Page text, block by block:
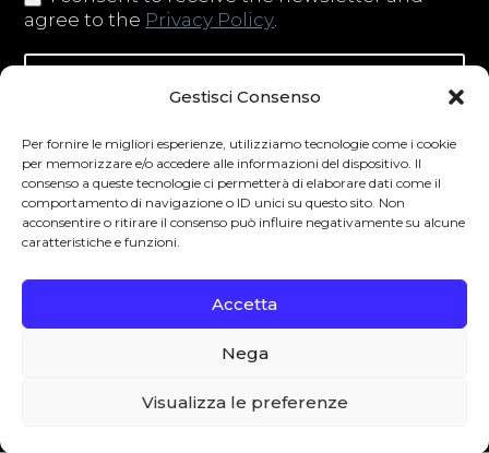
Gestisci Consenso
Per fornire le migliori esperienze, utilizziamo tecnologie come i cookie
per memorizzare e/o accedere alle informazioni del dispositivo. Il
consenso a queste tecnologie ci permetterà di elaborare dati come il
comportamento di navigazione o ID unici su questo sito. Non
acconsentire o ritirare il consenso può influire negativamente su alcune
caratteristiche e funzioni.
Accetta
Nega
Visualizza le preferenze
agree to the Privacy Policy.
Iscriviti alla newsletter
Degustibus invita al consumo responsabile.
La vendita di bevande alcoliche è vietata ai
Paese di residenza. L’abuso di alcol è
pericoloso per la salute.